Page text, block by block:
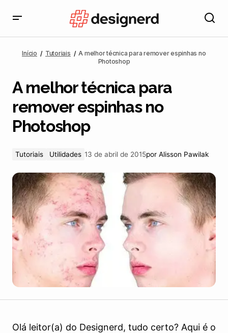
Photoshop
Início Tutoriais
A melhor técnica para remover espinhas no
Photoshop
A melhor técnica para
remover espinhas no
Photoshop
Tutoriais Utilidades 13 de abril de 2015por Alisson Pawilak
Olá leitor(a) do Designerd, tudo certo? Aqui é o